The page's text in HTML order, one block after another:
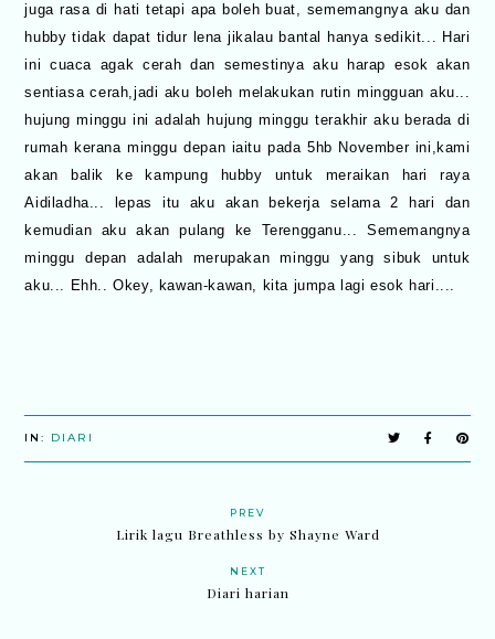
juga rasa di hati tetapi apa boleh buat, sememangnya aku dan
hubby tidak dapat tidur lena jikalau bantal hanya sedikit... Hari
ini cuaca agak cerah dan semestinya aku harap esok akan
sentiasa cerah,jadi aku boleh melakukan rutin mingguan aku...
hujung minggu ini adalah hujung minggu terakhir aku berada di
rumah kerana minggu depan iaitu pada 5hb November ini,kami
akan balik ke kampung hubby untuk meraikan hari raya
Aidiladha... lepas itu aku akan bekerja selama 2 hari dan
kemudian aku akan pulang ke Terengganu... Sememangnya
minggu depan adalah merupakan minggu yang sibuk untuk
aku... Ehh.. Okey, kawan-kawan, kita jumpa lagi esok hari....
IN: DIARI
PREV
Lirik lagu Breathless by Shayne Ward
NEXT
Diari harian